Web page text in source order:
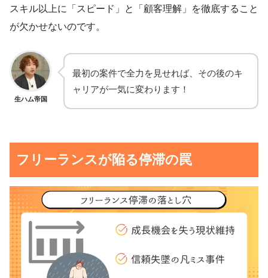
スキル以上に「スピード」と「顧客理解」を徹底すること
が欠かせないのです。
生ハム帝国
最初の案件で全力を見せれば、その後のキ
ャリアが一気に変わります！
フリーランスが陥る停滞の罠